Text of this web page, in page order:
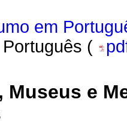
em
Português (
Museus e